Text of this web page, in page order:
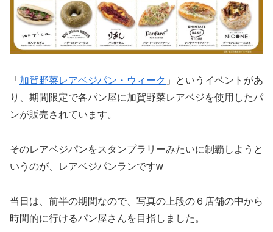
「 加賀野菜レアベジパン・ウィーク 」というイベントがあ
り、期間限定で各パン屋に加賀野菜レアベジを使用したパ
ンが販売されています。
そのレアベジパンをスタンプラリーみたいに制覇しようと
いうのが、レアベジパンランですw
当日は、前半の期間なので、写真の上段の６店舗の中から
時間的に行けるパン屋さんを目指しました。